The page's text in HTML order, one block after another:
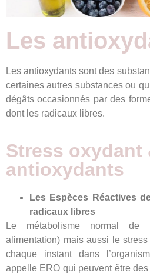
Les
Les antioxydants sont des
certaines autres substances ou
dégâts occasionnés par des
dont les radicaux libres.
Stress oxydant
antioxydants
Les Espèces Réactives
radicaux libres
Le métabolisme normal de
alimentation) mais aussi le
chaque instant dans
appelle ERO qui peuvent être